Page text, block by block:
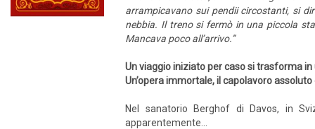
arrampicavano sui pendii circostanti, si
nebbia. Il treno si fermò in una piccola
Mancava poco all’arrivo.”
Un viaggio iniziato per caso si trasforma
Un’opera immortale, il capolavoro
Nel sanatorio Berghof di Davos, in
apparentemente...